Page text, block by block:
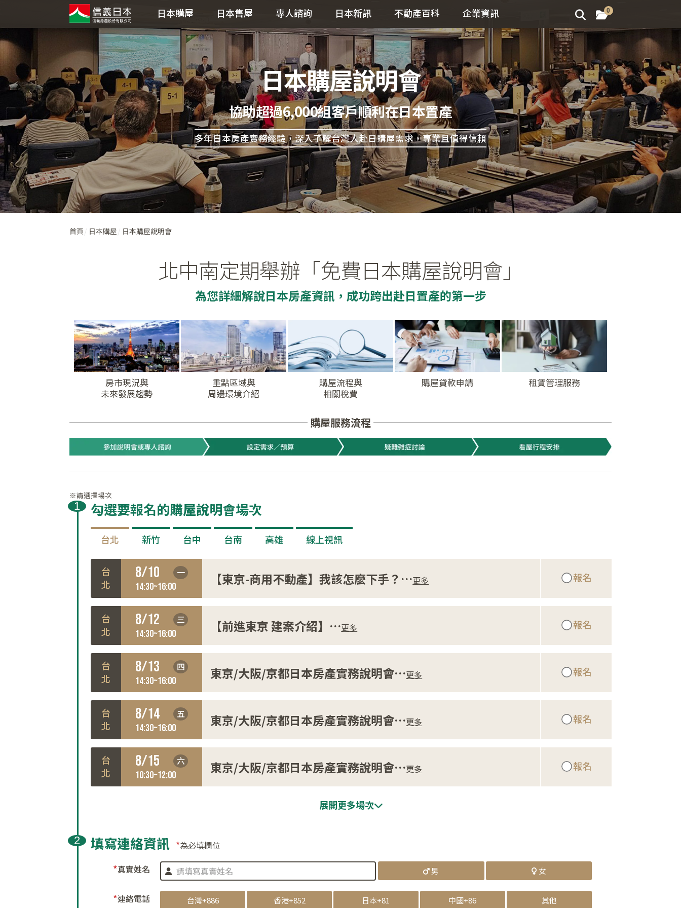
日本購屋 日本售屋 專人諮詢 日本新訊 不動產百科 企業資訊 0
日本購屋說明會
協助超過6,000組客戶順利在日本置產
多年日本房產實務經驗，深入了解台灣人赴日購屋需求，專業且值得信賴
首頁 日本購屋 日本購屋說明會
北中南定期舉辦 「免費日本購屋說明會」
為您詳細解說日本房產資訊， 成功跨出赴日置產的第一步
房市現況與
未來發展趨勢
重點區域與
周邊環境介紹
購屋流程與
相關稅費
購屋貸款申請 租賃管理服務
購屋服務流程
※請選擇場次
勾選要報名的購屋說明會場次
台北 新竹 台中 台南 高雄 線上視訊
台北 8/10
一
14:30~16:00
【東京-商用不動產】我該怎麼下手？ …更多 報名
台北 8/12
三
14:30~16:00
【前進東京 建案介紹】 …更多 報名
台北 8/13
四
14:30~16:00
東京/大阪/京都日本房產實務說明會…更多 報名
台北 8/14
五
14:30~16:00
東京/大阪/京都日本房產實務說明會…更多 報名
台北 8/15
六
10:30~12:00
東京/大阪/京都日本房產實務說明會…更多 報名
展開更多場次
填寫連絡資訊 *為必填欄位
*真實姓名 男 女
*連絡電話 台灣+886 香港+852 日本+81 中國+86 其他